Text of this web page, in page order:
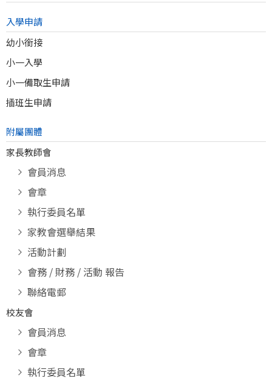
入學申請
幼小銜接
小一入學
小一備取生申請
插班生申請
附屬團體
家長教師會
會員消息
會章
執行委員名單
家教會選舉結果
活動計劃
會務 / 財務 / 活動 報告
聯絡電郵
校友會
會員消息
會章
執行委員名單